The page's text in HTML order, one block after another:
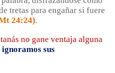
tretas para engañar si fuere
24:24).
no gane ventaja alguna
ignoramos sus